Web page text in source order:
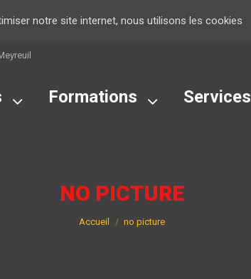
Formations Services
NO PICTURE
Vous êtes ici :
Accueil no picture
notre site internet, nous utilisons les cookies